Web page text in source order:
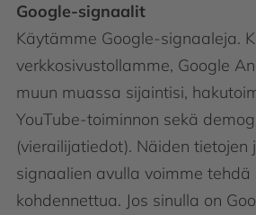
Google-signaalit
Käytämme Google-signaaleja.
verkkosivustollamme, Google
muun muassa sijaintisi,
YouTube-toiminnon sekä
(vierailijatiedot). Näiden tietojen
signaalien avulla voimme tehdä
kohdennettua. Jos sinulla on